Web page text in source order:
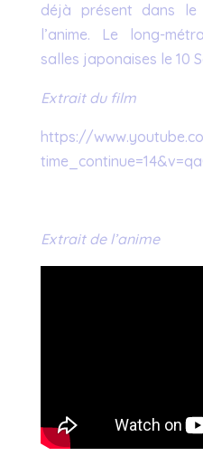
déjà présent dans le
l’anime. Le long-
salles japonaises le 10
Extrait du film
https://
Extrait de l’anime